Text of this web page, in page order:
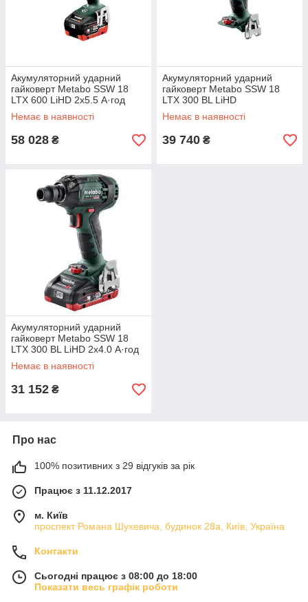
Акумуляторний ударний
гайковерт Metabo SSW 18
LTX 600 LiHD 2x5.5 А·год
Немає в наявності
58 028 ₴
Акумуляторний ударний
гайковерт Metabo SSW 18
LTX 300 BL LiHD
Немає в наявності
39 740 ₴
Акумуляторний ударний
гайковерт Metabo SSW 18
LTX 300 BL LiHD 2x4.0 А·год
Немає в наявності
31 152 ₴
Про нас
100% позитивних з 29 відгуків за рік
Працює з 11.12.2017
м. Київ
проспект Романа Шухевича, будинок 28а, Київ, Україна
Контакти
Сьогодні працює з 08:00 до 18:00
Показати весь графік роботи